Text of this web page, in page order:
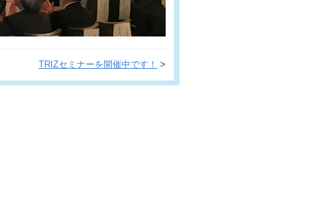
TRIZセミナーを開催中です！ >